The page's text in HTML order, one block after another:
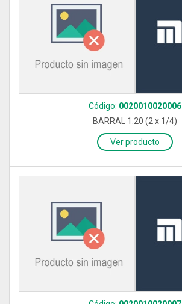
Código: 0020010020006
BARRAL 1.20 (2 x 1/4)
Ver producto